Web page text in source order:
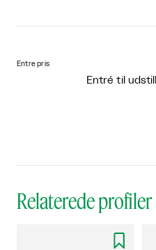
Entre pris
Entré til
Relaterede profiler
